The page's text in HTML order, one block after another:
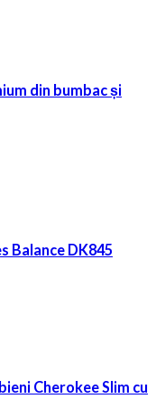
din bumbac și
Balance DK845
Cherokee Slim cu